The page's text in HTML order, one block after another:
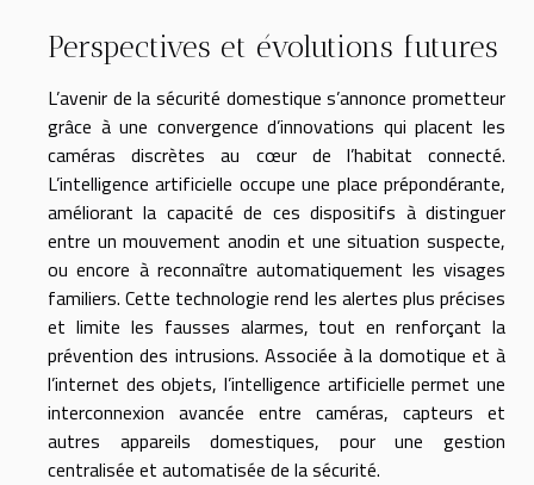
Perspectives et évolutions futures
L’avenir de la sécurité domestique s’annonce prometteur
grâce à une convergence d’innovations qui placent les
caméras discrètes au cœur de l’habitat connecté.
L’intelligence artificielle occupe une place prépondérante,
améliorant la capacité de ces dispositifs à distinguer
entre un mouvement anodin et une situation suspecte,
ou encore à reconnaître automatiquement les visages
familiers. Cette technologie rend les alertes plus précises
et limite les fausses alarmes, tout en renforçant la
prévention des intrusions. Associée à la domotique et à
l’internet des objets, l’intelligence artificielle permet une
interconnexion avancée entre caméras, capteurs et
autres appareils domestiques, pour une gestion
centralisée et automatisée de la sécurité.